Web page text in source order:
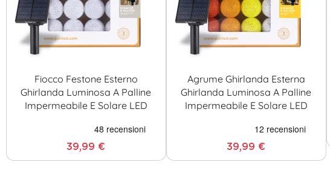
Fiocco Festone Esterno
Ghirlanda Luminosa A Palline
Impermeabile E Solare LED
39,99 €
Agrume Ghirlanda Esterna
Ghirlanda Luminosa A Palline
Impermeabile E Solare LED
39,99 €